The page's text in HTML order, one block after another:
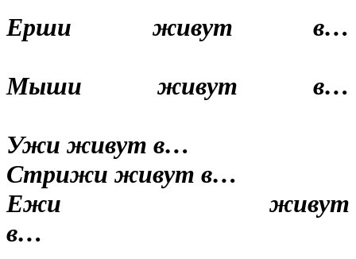
Ерши живут в…
Мыши живут в…
Ужи живут в…
Стрижи живут в…
Ежи живут
в…